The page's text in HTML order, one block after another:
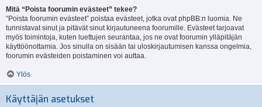
Mitä “Poista foorumin evästeet” tekee?
“Poista foorumin evästeet” poistaa evästeet, jotka ovat phpBB:n luomia. Ne
tunnistavat sinut ja pitävät sinut kirjautuneena foorumille. Evästeet tarjoavat
myös toimintoja, kuten luettujen seurantaa, jos ne ovat foorumin ylläpitäjän
käyttöönottamia. Jos sinulla on sisään tai uloskirjautumisen kanssa ongelmia,
foorumin evästeiden poistaminen voi auttaa.
Ylös
Käyttäjän asetukset